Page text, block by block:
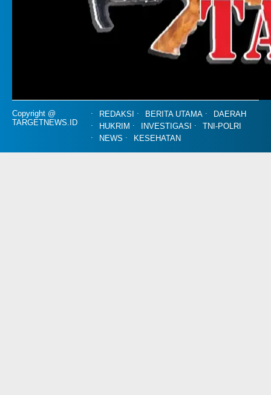
Copyright @
TARGETNEWS.ID
REDAKSI BERITA UTAMA
DAERAH
HUKRIM
INVESTIGASI
TNI-POLRI
NEWS
KESEHATAN